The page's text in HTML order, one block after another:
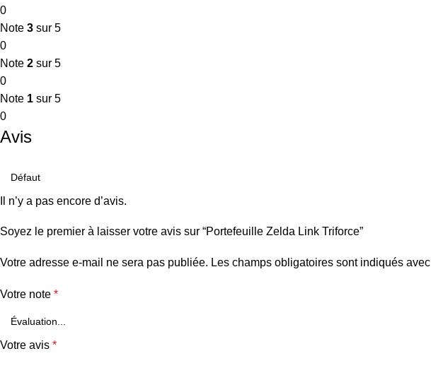
0
Note 3 sur 5
0
Note 2 sur 5
0
Note 1 sur 5
0
Avis
Il n’y a pas encore d’avis.
Soyez le premier à laisser votre avis sur “Portefeuille Zelda Link Triforce”
Votre adresse e-mail ne sera pas publiée. Les champs obligatoires sont indiqués avec
Votre note *
Votre avis *